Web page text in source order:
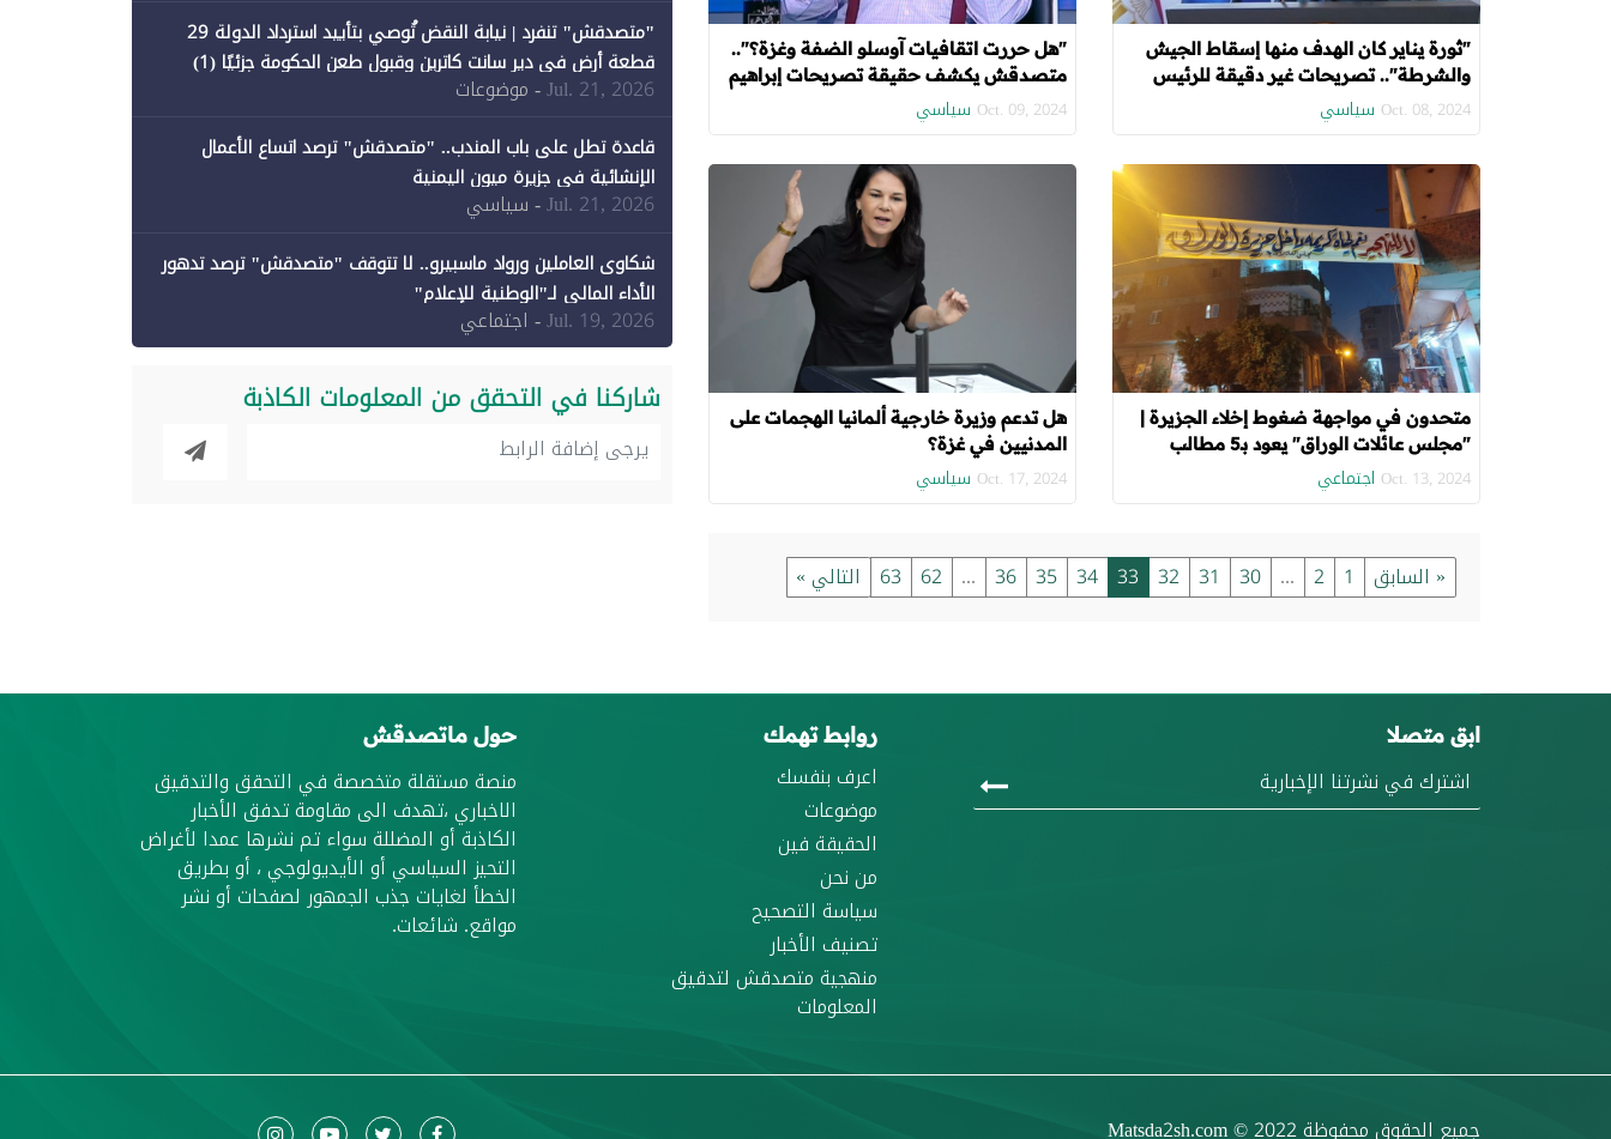
"ثورة يناير كان الهدف منها إسقاط الجيش
والشرطة".. تصريحات غير دقيقة للرئيس
السيسي
Oct. 08, 2024 سياسي
"هل حررت اتقافيات آوسلو الضفة وغزة؟"..
متصدقش يكشف حقيقة تصريحات إبراهيم
عيسى
Oct. 09, 2024 سياسي
متحدون في مواجهة ضغوط إخلاء الجزيرة |
"مجلس عائلات الوراق" يعود بـ5 مطالب
"تعويض الضحايا وعودة الخدمات ومنازل
Oct. 13, 2024 اجتماعي
هل تدعم وزيرة خارجية ألمانيا الهجمات على
المدنيين في غزة؟
Oct. 17, 2024 سياسي
« السابق 1
2
...
30
31
32
33
34
35
36
...
62
63 التالي »
"متصدقش" تنفرد | نيابة النقض تُوصي بتأييد استرداد الدولة 29
قطعة أرض في دير سانت كاترين وقبول طعن الحكومة جزئيًا (1)
Jul. 21, 2026- موضوعات
قاعدة تطل على باب المندب.. "متصدقش" ترصد اتساع الأعمال
الإنشائية في جزيرة ميون اليمنية
Jul. 21, 2026- سياسي
شكاوى العاملين ورواد ماسبيرو.. لا تتوقف "متصدقش" ترصد تدهور
الأداء المالي لـ"الوطنية للإعلام"
Jul. 19, 2026- اجتماعي
شاركنا في التحقق من المعلومات الكاذبة
ابق متصلا روابط تهمك
اعرف بنفسك
موضوعات
الحقيقة فين
من نحن
سياسة التصحيح
تصنيف الأخبار
منهجية متصدقش لتدقيق
المعلومات
حول ماتصدقش
منصة مستقلة متخصصة في التحقق والتدقيق
الاخباري ،تهدف الى مقاومة تدفق الأخبار
الكاذبة أو المضللة سواء تم نشرها عمدا لأغراض
التحيز السياسي أو الأيديولوجي ، أو بطريق
الخطأ لغايات جذب الجمهور لصفحات أو نشر
مواقع. شائعات.
جميع الحقوق محفوظة Matsda2sh.com© 2022